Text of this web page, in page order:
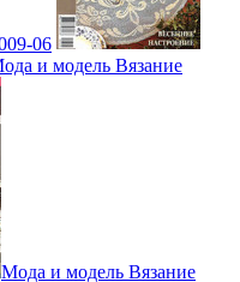
06
и модель Вязание
Мода и модель Вязание